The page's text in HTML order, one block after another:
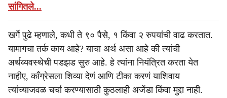
सांगितले...
खर्गे पुढे म्हणाले, कधी ते ९० पैसे, १ किंवा २ रुपयांची वाढ करतात.
यामागचा तर्क काय आहे? याचा अर्थ असा आहे की त्यांची
अर्थव्यवस्थेची पडझड सुरु आहे. हे त्यांना नियंत्रित करता येत
नाहीए, काँग्रेसला शिव्या देणं आणि टीका करणं याशिवाय
त्यांच्याजवळ चर्चा करण्यासाठी कुठलाही अजेंडा किंवा मुद्दा नाही.